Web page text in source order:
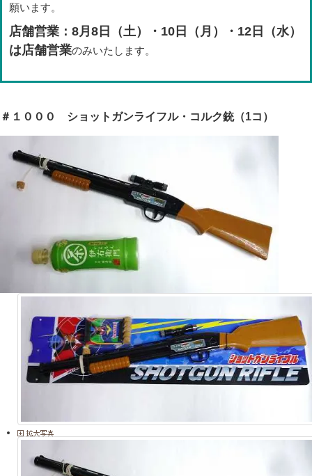
願います。
店舗営業：8月8日（土）・10日（月）・12日（水）
は店舗営業のみいたします。
＃１０００ ショットガンライフル・コルク銃（1コ）